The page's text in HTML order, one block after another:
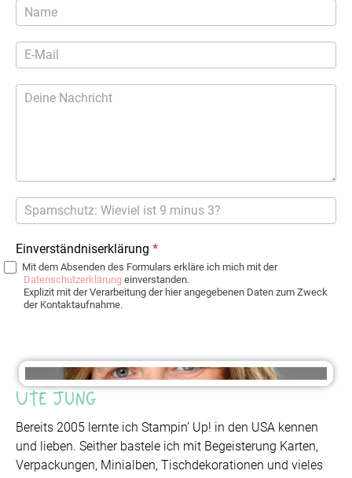
Kontaktformular
Einverständniserklärung *
Mit dem Absenden des Formulars erkläre ich mich mit der
Datenschutzerklärung einverstanden.
Explizit mit der Verarbeitung der hier angegebenen Daten zum Zweck
der Kontaktaufnahme.
Ute Jung
Bereits 2005 lernte ich Stampin’ Up! in den USA kennen
und lieben. Seither bastele ich mit Begeisterung Karten,
Verpackungen, Minialben, Tischdekorationen und vieles